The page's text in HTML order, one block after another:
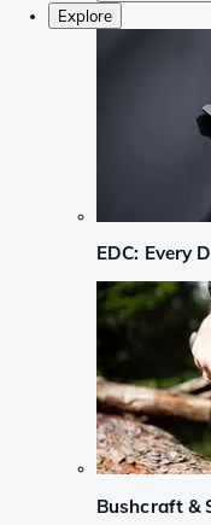
Explore
EDC: Every
Bushcraft &